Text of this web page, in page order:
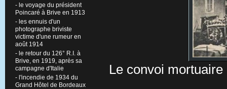
- le voyage du président
Poincaré à Brive en 1913
- les ennuis d'un
photographe briviste
victime d'une rumeur en
août 1914
- le retour du 126° R.I. à
Brive, en 1919, après sa
campagne d'Italie
- l'incendie de 1934 du
Grand Hôtel de Bordeaux
Le convoi